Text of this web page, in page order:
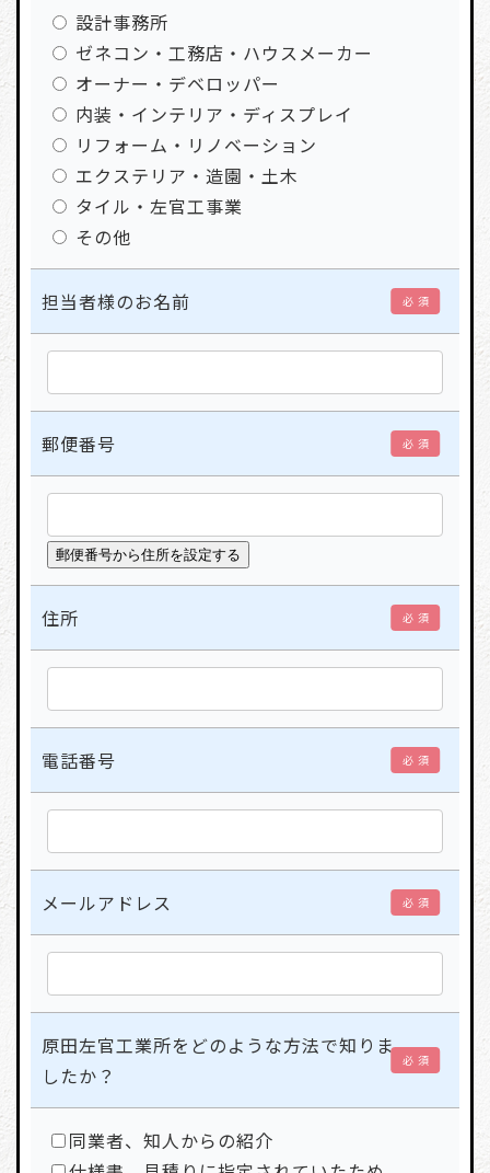
設計事務所
ゼネコン・工務店・ハウスメーカー
オーナー・デベロッパー
内装・インテリア・ディスプレイ
リフォーム・リノベーション
エクステリア・造園・土木
タイル・左官工事業
その他
担当者様のお名前 必 須
郵便番号 必 須
住所 必 須
電話番号 必 須
メールアドレス 必 須
原田左官工業所をどのような方法で知りま
したか？
必 須
同業者、知人からの紹介